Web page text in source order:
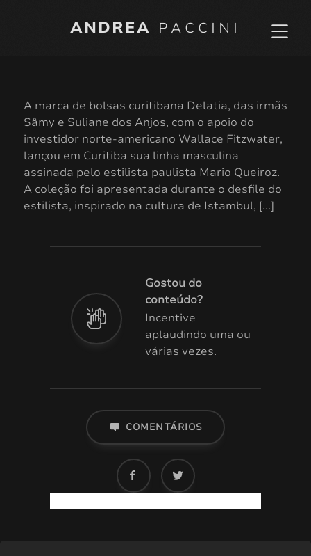
ANDREA PACCINI
A marca de bolsas curitibana Delatia, das irmãs
Sâmy e Suliane dos Anjos, com o apoio do
investidor norte-americano Wallace Fitzwater,
lançou em Curitiba sua linha masculina
assinada pelo estilista paulista Mario Queiroz.
A coleção foi apresentada durante o desfile do
estilista, inspirado na cultura de Istambul, [...]
Gostou do
conteúdo?
Incentive
aplaudindo uma ou
várias vezes.
COMENTÁRIOS